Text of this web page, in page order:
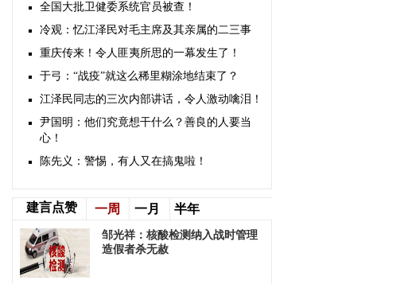
全国大批卫健委系统官员被查！
冷观：忆江泽民对毛主席及其亲属的二三事
重庆传来！令人匪夷所思的一幕发生了！
于弓：“战疫”就这么稀里糊涂地结束了？
江泽民同志的三次内部讲话，令人激动噙泪！
尹国明：他们究竟想干什么？善良的人要当
心！
陈先义：警惕，有人又在搞鬼啦！
建言点赞 一周 一月 半年
邹光祥：核酸检测纳入战时管理
造假者杀无赦